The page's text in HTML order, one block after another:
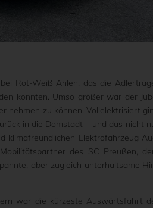
Rot-Weiß Ahlen, das die
konnten. Umso größer war der
nehmen zu können. Vollelektrisiert
in die Domstadt – und das nicht
klimafreundlichen Elektrofahrzeug
des SC Preußen,
aber zugleich unterhaltsame
war die kürzeste Auswärtsfahrt